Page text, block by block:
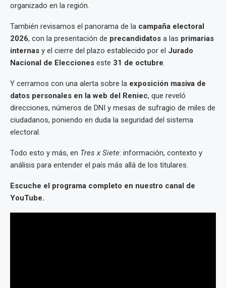
organizado en la región.
También revisamos el panorama de la campaña electoral
2026, con la presentación de precandidatos a las primarias
internas y el cierre del plazo establecido por el Jurado
Nacional de Elecciones este 31 de octubre.
Y cerramos con una alerta sobre la exposición masiva de
datos personales en la web del Reniec, que reveló
direcciones, números de DNI y mesas de sufragio de miles de
ciudadanos, poniendo en duda la seguridad del sistema
electoral.
Todo esto y más, en Tres x Siete: información, contexto y
análisis para entender el país más allá de los titulares.
Escuche el programa completo en nuestro canal de
YouTube.